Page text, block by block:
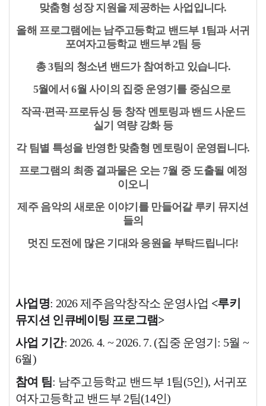
맞춤형 성장 지원을 제공하는 사업입니다.
올해 프로그램에는 남주고등학교 밴드부 1팀과 서귀
포여자고등학교 밴드부 2팀 등
총 3팀의 청소년 밴드가 참여하고 있습니다.
5월에서 6월 사이의 집중 운영기를 중심으로
작곡·편곡·프로듀싱 등 창작 멘토링과 밴드 사운드
실기 역량 강화 등
각 팀별 특성을 반영한 맞춤형 멘토링이 운영됩니다.
프로그램의 최종 결과물은 오는 7월 중 도출될 예정
이오니
제주 음악의 새로운 이야기를 만들어갈 루키 뮤지션
들의
멋진 도전에 많은 기대와 응원을 부탁드립니다!
사업명: 2026 제주음악창작소 운영사업 <루키
뮤지션 인큐베이팅 프로그램>
사업 기간: 2026. 4. ~ 2026. 7. (집중 운영기: 5월 ~
6월)
참여 팀: 남주고등학교 밴드부 1팀(5인), 서귀포
여자고등학교 밴드부 2팀(14인)